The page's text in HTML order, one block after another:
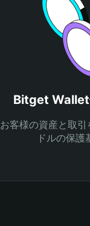
Bitget Wallet
お客様の資産と取
ドルの保護